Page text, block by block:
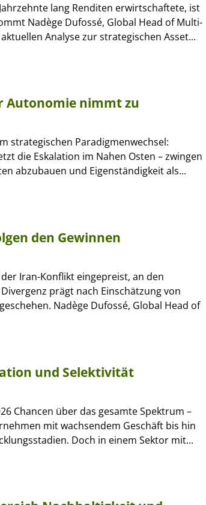
lang Renditen erwirtschaftete, ist
Nadège Dufossé, Global Head of Multi-
Analyse zur strategischen Asset...
Autonomie nimmt zu
strategischen Paradigmenwechsel:
die Eskalation im Nahen Osten – zwingen
abzubauen und Eigenständigkeit als...
den Gewinnen
Iran-Konflikt eingepreist, an den
prägt nach Einschätzung von
Nadège Dufossé, Global Head of
und Selektivität
Chancen über das gesamte Spektrum –
mit wachsendem Geschäft bis hin
Doch in einem Sektor mit...